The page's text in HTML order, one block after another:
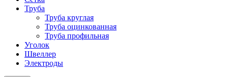
Труба
Труба круглая
Труба оцинкованная
Труба профильная
Уголок
Швеллер
Электроды